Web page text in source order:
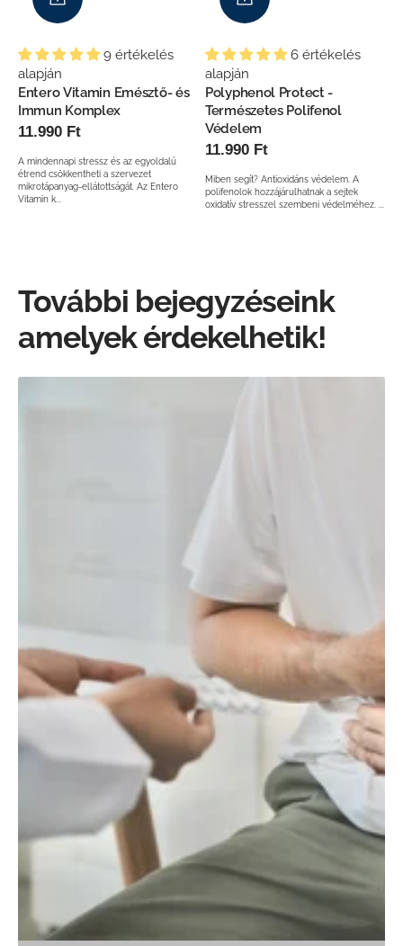
9 értékelés
alapján
Entero Vitamin Emésztő- és
Immun Komplex
Normál
11.990 Ft
A mindennapi stressz és az egyoldalú
étrend csökkentheti a szervezet
mikrotápanyag-ellátottságát. Az Entero
Vitamin k...
6 értékelés
alapján
Polyphenol Protect -
Természetes Polifenol
Védelem
Normál
11.990 Ft
Miben segít? Antioxidáns védelem. A
polifenolok hozzájárulhatnak a sejtek
oxidatív stresszel szembeni védelméhez. ...
További bejegyzéseink
amelyek érdekelhetik!